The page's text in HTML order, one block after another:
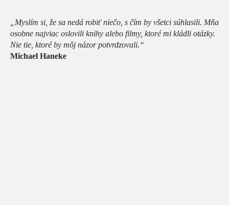
„Myslím si, že sa nedá robiť niečo, s čím by všetci súhlasili. Mňa
osobne najviac oslovili knihy alebo filmy, ktoré mi kládli otázky.
Nie tie, ktoré by môj názor potvrdzovali.“
Michael Haneke